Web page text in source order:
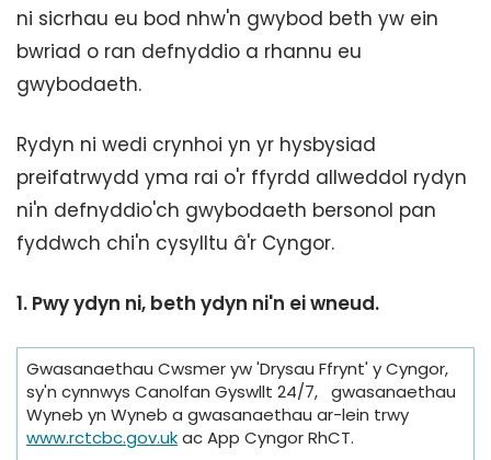
ni sicrhau eu bod nhw'n gwybod beth yw ein
bwriad o ran defnyddio a rhannu eu
gwybodaeth.
Rydyn ni wedi crynhoi yn yr hysbysiad
preifatrwydd yma rai o'r ffyrdd allweddol rydyn
ni'n defnyddio'ch gwybodaeth bersonol pan
fyddwch chi'n cysylltu â'r Cyngor.
1. Pwy ydyn ni, beth ydyn ni'n ei wneud.
Gwasanaethau Cwsmer yw 'Drysau Ffrynt' y Cyngor,
sy'n cynnwys Canolfan Gyswllt 24/7, gwasanaethau
Wyneb yn Wyneb a gwasanaethau ar-lein trwy
www.rctcbc.gov.ukac App Cyngor RhCT.